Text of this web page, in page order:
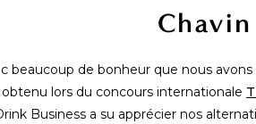
beaucoup de bonheur que nous
lors du concours internationale
Business a su apprécier nos